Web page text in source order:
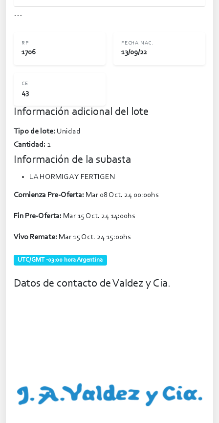
...
RP
1706
FECHA NAC.
13/09/22
CE
43
Información adicional del lote
Tipo de lote: Unidad
Cantidad: 1
Información de la subasta
LA HORMIGA Y FERTIGEN
Comienza Pre-Oferta: Mar 08 Oct. 24 00:00hs
Fin Pre-Oferta: Mar 15 Oct. 24 14:00hs
Vivo Remate: Mar 15 Oct. 24 15:00hs
UTC/GMT -03:00 hora Argentina
Datos de contacto de Valdez y Cia.